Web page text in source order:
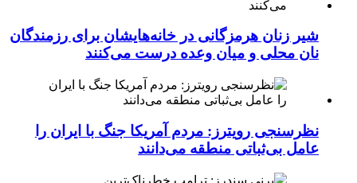
شیر زنان هرمزگانی در خانه‌هایشان برای رزمندگان
نان محلی و میان وعده درست می‌کنند
نظرسنجی رویترز: مردم آمریکا جنگ با ایران را
عامل بی‌ثباتی منطقه می‌دانند